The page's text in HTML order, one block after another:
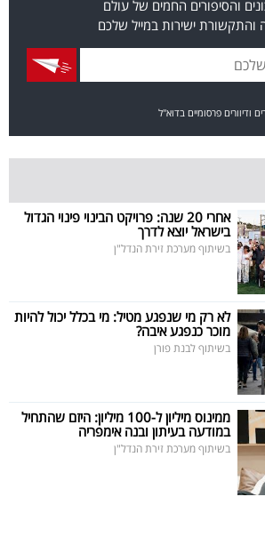
והסיפורים החמים של עולם
והתקשורת ישירות במייל שלכם
ודיוורים פרסומיים בדוא"ל
אחרי 20 שנה: פרויקט הבינוי פינוי הגדול
בישראל יוצא לדרך
בשיתוף מערכת זירת הנדל"ן
לא רק מי שנפגע מטיל: מי בכלל יכול להיות
מוכר כנפגע איבה?
בשיתוף לבנת פורן
ממינוס מיליון ל-100 מיליון: היזם שהתחיל
במודעה בעיתון ובנה אימפריה
בשיתוף מערכת זירת הנדל"ן